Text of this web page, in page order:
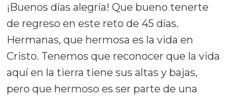
¡Buenos días alegría! Que bueno tenerte
de regreso en este reto de 45 días.
Hermanas, que hermosa es la vida en
Cristo. Tenemos que reconocer que la vida
aquí en la tierra tiene sus altas y bajas,
pero que hermoso es ser parte de una